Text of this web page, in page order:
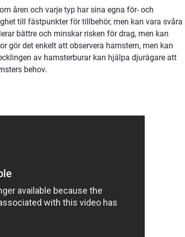
åren och varje typ har sina egna för- och
till fästpunkter för tillbehör, men kan vara svåra
bättre och minskar risken för drag, men kan
gör det enkelt att observera hamstern, men kan
av hamsterburar kan hjälpa djurägare att
behov.